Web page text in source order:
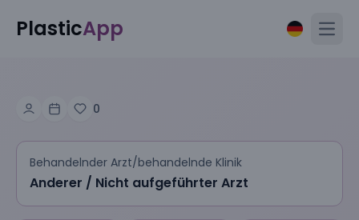
PlasticApp
0
Behandelnder Arzt/behandelnde Klinik
Anderer / Nicht aufgeführter Arzt